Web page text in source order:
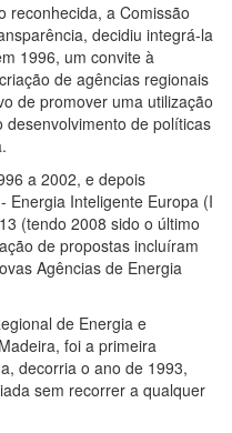
reconhecida, a Comissão
decidiu integrá-la
1996, um convite à
de agências regionais
de promover uma utilização
de políticas
a 2002, e depois
Energia Inteligente Europa (I
(tendo 2008 sido o último
de propostas incluíram
Agências de Energia
de Energia e
foi a primeira
decorria o ano de 1993,
sem recorrer a qualquer